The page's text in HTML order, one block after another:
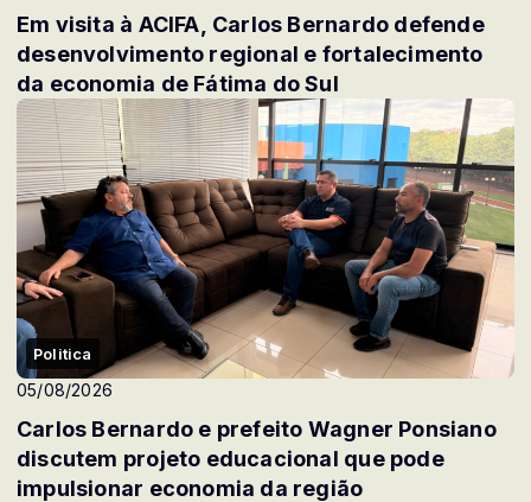
Em visita à ACIFA, Carlos Bernardo defende
desenvolvimento regional e fortalecimento
da economia de Fátima do Sul
Politica
05/08/2026
Carlos Bernardo e prefeito Wagner Ponsiano
discutem projeto educacional que pode
impulsionar economia da região